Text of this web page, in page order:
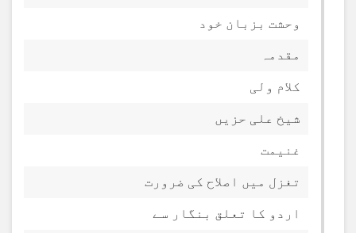
وحشت بزبان خود
مقدمہ
کلام ولی
شیخ علی حزیں
غنیمت
تغزل میں اصلاح کی ضرورت
اردو کا تعلق بنگار سے